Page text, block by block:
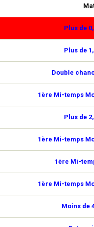
Plus de
Plus de
Double
1ère Mi-temps
Plus de
1ère Mi-temps
1ère Mi-
1ère Mi-temps
Moins de